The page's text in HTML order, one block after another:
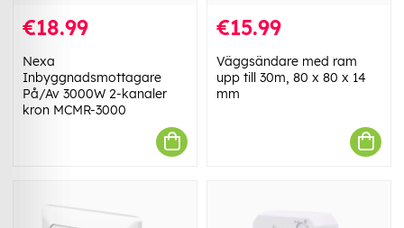
€18.99
Nexa
Inbyggnadsmottagare
På/Av 3000W 2-kanaler
kron MCMR-3000
€15.99
Väggsändare med ram
upp till 30m, 80 x 80 x 14
mm